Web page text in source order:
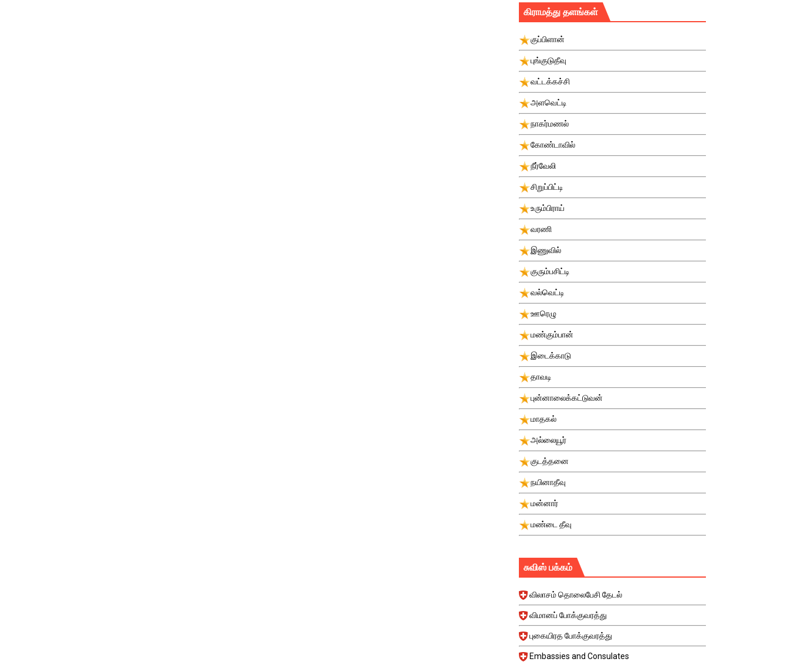
கிராமத்து தளங்கள்
குப்பிளான்
புங்குடுதீவு
வட்டக்கச்சி
அளவெட்டி
நாகர்மணல்
கோண்டாவில்
நீர்வேலி
சிறுப்பிட்டி
உரும்பிராய்
வரணி
இணுவில்
குரும்பசிட்டி
வல்வெட்டி
ஊரெழு
மண்கும்பான்
இடைக்காடு
தாவடி
புன்னாலைக்கட்டுவன்
மாதகல்
அல்லையூர்
குடத்தனை
நயினாதீவு
மன்னார்
மண்டை தீவு
சுவிஸ் பக்கம்
விலாசம் தொலைபேசி தேடல்
விமானப் போக்குவரத்து
புகையிரத போக்குவரத்து
Embassies and Consulates